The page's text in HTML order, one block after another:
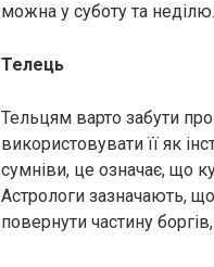
можна у суботу та неділю.
Телець
Тельцям варто забути
використовувати її як
сумніви, це означає, що
Астрологи зазначають,
повернути частину